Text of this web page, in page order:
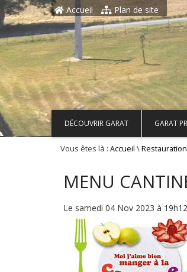
Aller au contenu principal
Accueil Plan de site
DÉCOUVRIR GARAT GARAT
Vous êtes là : Accueil \
MENU
Le samedi 04 Nov 2023 à